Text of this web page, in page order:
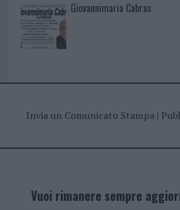
Giovannimaria Cabras
Invia un Comunicato Stampa|
Vuoi rimanere sempre